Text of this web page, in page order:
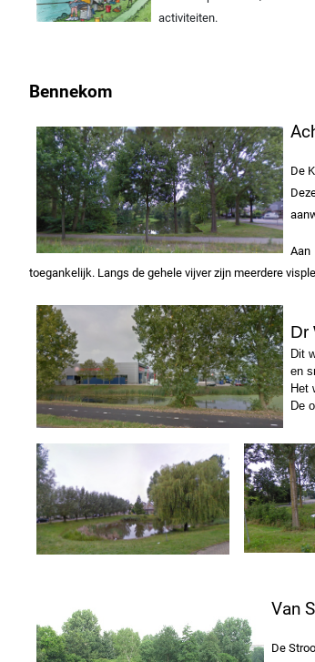
activiteiten.
Bennekom
De
Aan
toegankelijk. Langs de gehele vijver zijn meerdere
Dr
Dit
en
Het
De
Van
De